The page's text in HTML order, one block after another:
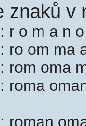
znaků v
r o m a n
ro om ma
rom oma
roma
roman